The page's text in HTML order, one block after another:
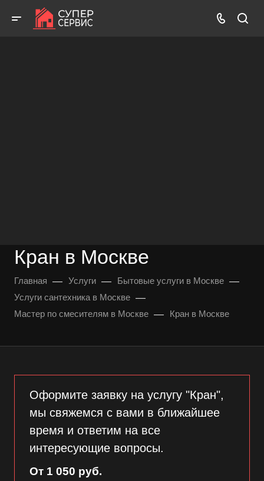
Кран в Москве
Главная — Услуги — Бытовые услуги в Москве —
Услуги сантехника в Москве —
Мастер по смесителям в Москве — Кран в Москве
Оформите заявку на услугу "Кран",
мы свяжемся с вами в ближайшее
время и ответим на все
интересующие вопросы.
От 1 050 руб.